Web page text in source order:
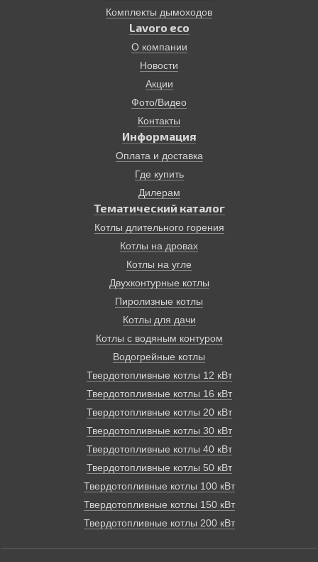
Комплекты дымоходов
Lavoro eco
О компании
Новости
Акции
Фото/Видео
Контакты
Информация
Оплата и доставка
Где купить
Дилерам
Тематический каталог
Котлы длительного горения
Котлы на дровах
Котлы на угле
Двухконтурные котлы
Пиролизные котлы
Котлы для дачи
Котлы с водяным контуром
Водогрейные котлы
Твердотопливные котлы 12 кВт
Твердотопливные котлы 16 кВт
Твердотопливные котлы 20 кВт
Твердотопливные котлы 30 кВт
Твердотопливные котлы 40 кВт
Твердотопливные котлы 50 кВт
Твердотопливные котлы 100 кВт
Твердотопливные котлы 150 кВт
Твердотопливные котлы 200 кВт